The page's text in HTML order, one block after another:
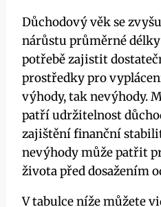
Důchodový věk se
nárůstu průměrné
potřebě zajistit
prostředky pro
výhody, tak nevýhody.
patří udržitelnost
zajištění finanční
nevýhody může patřit
života před dosažením
V tabulce níže můžete